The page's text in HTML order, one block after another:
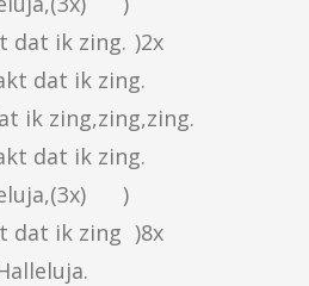
ik zing.	)2x
dat ik zing.
ik zing,zing,zing.
dat ik zing.
)
ik zing	)8x